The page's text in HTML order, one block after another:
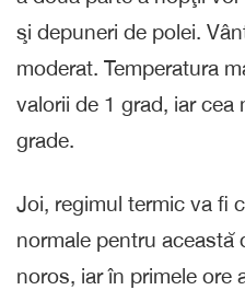
şi depuneri de polei.
moderat. Temperatura
valorii de 1 grad, iar
grade.
Joi, regimul termic va fi
normale pentru această
noros, iar în primele ore